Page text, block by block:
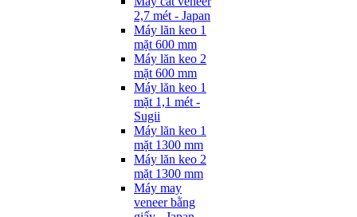
2,7 mét - Japan
Máy lăn keo 1
mặt 600 mm
Máy lăn keo 2
mặt 600 mm
Máy lăn keo 1
mặt 1,1 mét -
Sugii
Máy lăn keo 1
mặt 1300 mm
Máy lăn keo 2
mặt 1300 mm
Máy may
veneer bằng